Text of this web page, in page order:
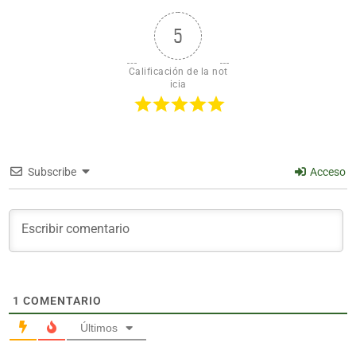
5
Calificación de la not
icia
Subscribe Acceso
1 COMENTARIO
Últimos